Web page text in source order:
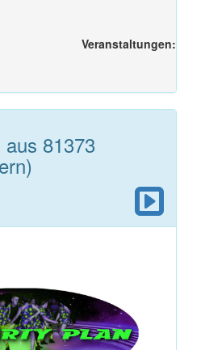
Veranstaltungen:
aus 81373